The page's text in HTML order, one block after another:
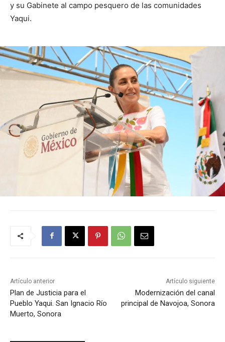
y su Gabinete al campo pesquero de las comunidades
Yaqui.
Artículo anterior
Plan de Justicia para el
Pueblo Yaqui. San Ignacio Río
Muerto, Sonora
Artículo siguiente
Modernización del canal
principal de Navojoa, Sonora